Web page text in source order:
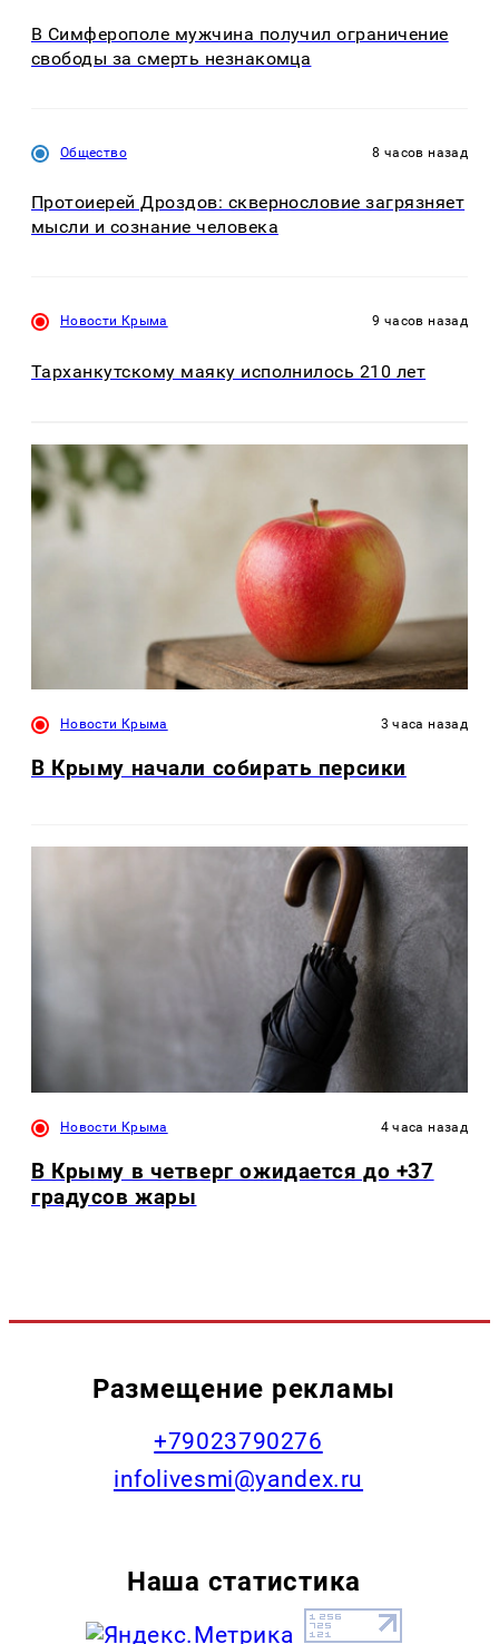
В Симферополе мужчина получил ограничение
свободы за смерть незнакомца
Общество 8 часов назад
Протоиерей Дроздов: сквернословие загрязняет
мысли и сознание человека
Новости Крыма 9 часов назад
Тарханкутскому маяку исполнилось 210 лет
Новости Крыма 3 часа назад
В Крыму начали собирать персики
Новости Крыма 4 часа назад
В Крыму в четверг ожидается до +37
градусов жары
Размещение рекламы
+79023790276
infolivesmi@yandex.ru
Наша статистика